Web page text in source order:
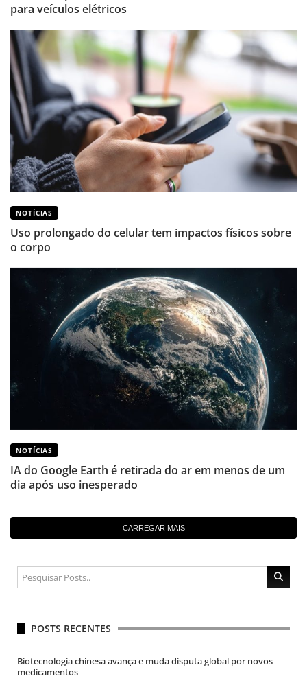
para veículos elétricos
NOTÍCIAS
Uso prolongado do celular tem impactos físicos sobre
o corpo
NOTÍCIAS
IA do Google Earth é retirada do ar em menos de um
dia após uso inesperado
CARREGAR MAIS
POSTS RECENTES
Biotecnologia chinesa avança e muda disputa global por novos
medicamentos